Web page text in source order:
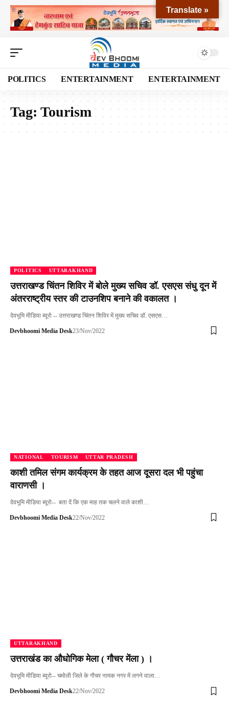
POLITICS ENTERTAINMENT ENTERTAINMENT
Tag: Tourism
POLITICS UTTARAKHAND
उत्तराखण्ड चिंतन शिविर में बोले मुख्य सचिव डॉ. एसएस संधु दून में
अंतरराष्ट्रीय स्तर की टाउनशिप बनाने की वकालत ।
देवभूमि मीडिया ब्यूरो -- उत्तराखण्ड चिंतन शिविर में मुख्य सचिव डॉ. एसएस…
Devbhoomi Media Desk23/Nov/2022
NATIONAL TOURISM UTTAR PRADESH
काशी तमिल संगम कार्यक्रम के तहत आज दूसरा दल भी पहुंचा
वाराणसी ।
देवभूमि मीडिया ब्यूरो-- बता दें कि एक माह तक चलने वाले काशी…
Devbhoomi Media Desk22/Nov/2022
UTTARAKHAND
उत्तराखंड का औधोगिक मेला ( गौचर मेंला ) ।
देवभूमि मीडिया ब्यूरो-- चमोली जिले के गौचर नामक नगर में लगने वाला…
Devbhoomi Media Desk22/Nov/2022
Translate »